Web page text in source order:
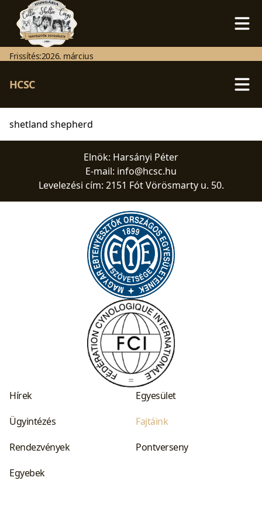
Frissítés:2026. március
HCSC
shetland shepherd
Elnök: Harsányi Péter
E-mail: info@hcsc.hu
Levelezési cím: 2151 Fót Vörösmarty u. 50.
Hírek
Egyesület
Ügyintézés
Fajtáink
Rendezvények
Pontverseny
Egyebek